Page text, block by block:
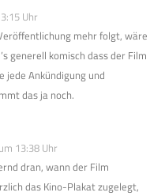
Uhr
mehr folgt, wäre
generell komisch dass der Film
jede Ankündigung und
das ja noch.
13:38 Uhr
dran, wann der Film
das Kino-Plakat zugelegt,